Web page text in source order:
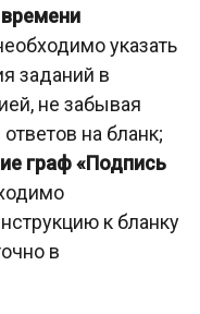
указать
заданий в
не забывая
на бланк;
граф «Подпись
к бланку
в